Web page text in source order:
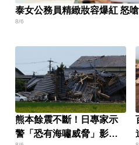
泰女公務員精緻妝容爆紅 怒
8/6
熊本餘震不斷！日專家示
警「恐有海嘯威脅」影響